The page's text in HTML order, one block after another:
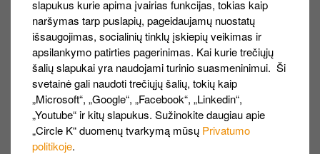
slapukus kurie apima įvairias funkcijas, tokias kaip
naršymas tarp puslapių, pageidaujamų nuostatų
išsaugojimas, socialinių tinklų įskiepių veikimas ir
apsilankymo patirties pagerinimas. Kai kurie trečiųjų
šalių slapukai yra naudojami turinio suasmeninimui. Ši
svetainė gali naudoti trečiųjų šalių, tokių kaip
„Microsoft“, „Google“, „Facebook“, „Linkedin“,
„Youtube“ ir kitų slapukus. Sužinokite daugiau apie
„Circle K“ duomenų tvarkymą mūsų Privatumo
politikoje.
Įmonės pavadinimas
Įmonės kodas
Vardas